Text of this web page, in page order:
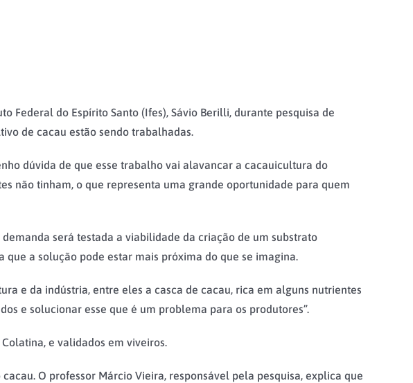
Federal do Espírito Santo (Ifes), Sávio Berilli, durante pesquisa de
de cacau estão sendo trabalhadas.
dúvida de que esse trabalho vai alavancar a cacauicultura do
não tinham, o que representa uma grande oportunidade para quem
será testada a viabilidade da criação de um substrato
a solução pode estar mais próxima do que se imagina.
e da indústria, entre eles a casca de cacau, rica em alguns nutrientes
e solucionar esse que é um problema para os produtores”.
e validados em viveiros.
O professor Márcio Vieira, responsável pela pesquisa, explica que